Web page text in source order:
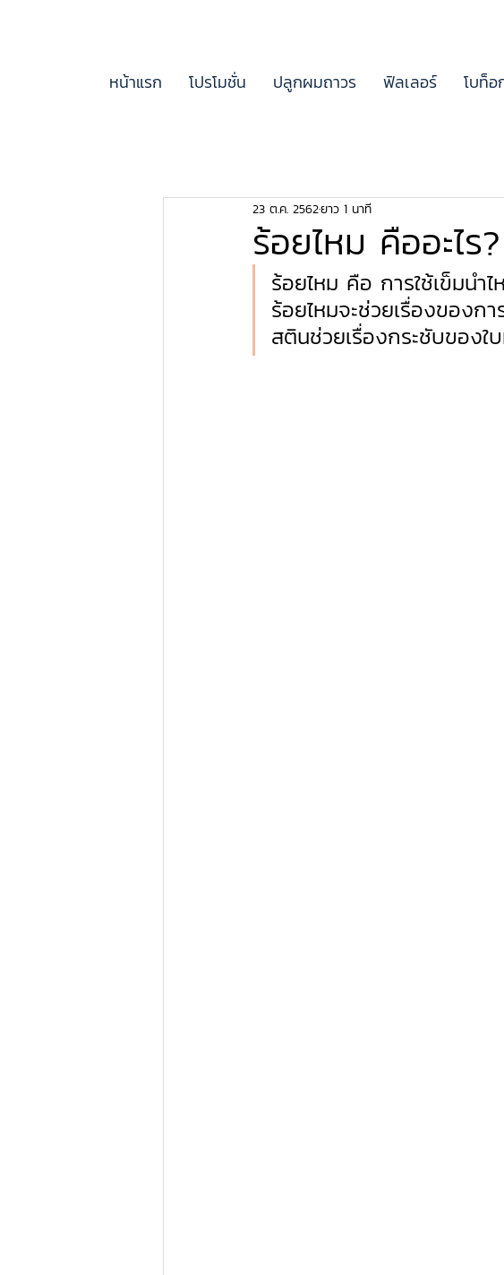
หน้าแรก โปรโมชั่น ปลูกผมถาวร ฟิลเลอร์ โบท็อ
ร้อยไหม คืออะไร?
23 ต.ค. 2562ยาว 1 นาที
ร้อยไหม คือ การใช้เข็มนำ
ร้อยไหมจะช่วยเรื่องของก
สตินช่วยเรื่องกระชับของใ